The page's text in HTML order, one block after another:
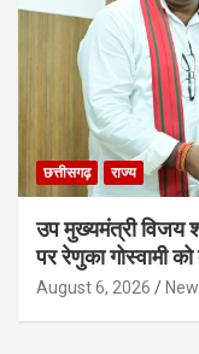
छत्तीसगढ़ राज्य
उप मुख्यमंत्री विजय
पर रेणुका गोस्वामी को
August 6, 2026